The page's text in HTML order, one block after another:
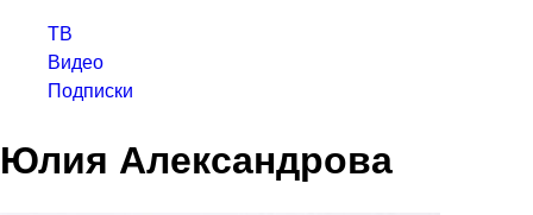
ТВ
Видео
Подписки
Юлия Александрова